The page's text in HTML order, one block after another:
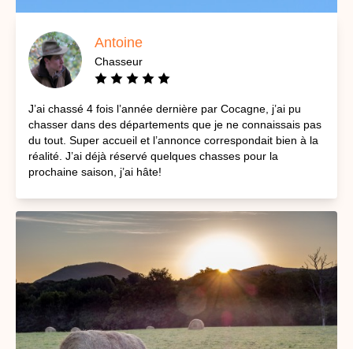
Antoine
Chasseur
J’ai chassé 4 fois l’année dernière par Cocagne, j’ai pu
chasser dans des départements que je ne connaissais pas
du tout. Super accueil et l’annonce correspondait bien à la
réalité. J’ai déjà réservé quelques chasses pour la
prochaine saison, j’ai hâte!